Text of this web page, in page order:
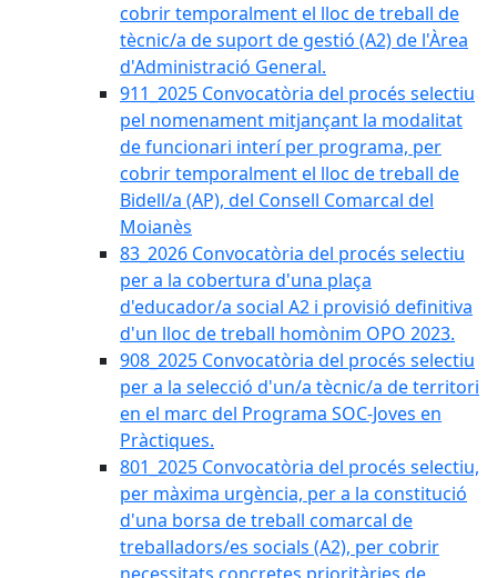
cobrir temporalment el lloc de treball de
tècnic/a de suport de gestió (A2) de l'Àrea
d'Administració General.
911_2025 Convocatòria del procés selectiu
pel nomenament mitjançant la modalitat
de funcionari interí per programa, per
cobrir temporalment el lloc de treball de
Bidell/a (AP), del Consell Comarcal del
Moianès
83_2026 Convocatòria del procés selectiu
per a la cobertura d'una plaça
d'educador/a social A2 i provisió definitiva
d'un lloc de treball homònim OPO 2023.
908_2025 Convocatòria del procés selectiu
per a la selecció d'un/a tècnic/a de territori
en el marc del Programa SOC-Joves en
Pràctiques.
801_2025 Convocatòria del procés selectiu,
per màxima urgència, per a la constitució
d'una borsa de treball comarcal de
treballadors/es socials (A2), per cobrir